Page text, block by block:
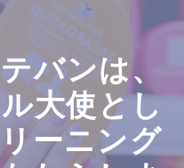
バンは、
大使とし
ーニング